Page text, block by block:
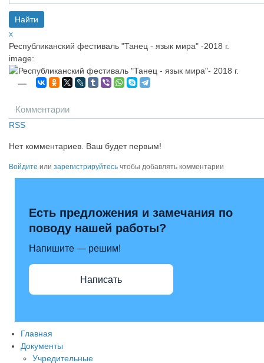
x
Республиканский фестиваль "Танец - язык мира" -2018 г.
image:
—
Комментарии
RSS
Нет комментариев. Ваш будет первым!
Войдите или зарегистрируйтесь чтобы добавлять комментарии
Есть предложения и замечания по
поводу нашей работы?
Напишите — решим!
Написать
Главная
Документы
Учредительные